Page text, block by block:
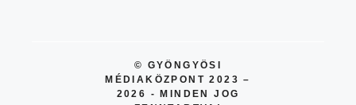
© GYÖNGYÖSI
MÉDIAKÖZPONT 2023 –
2026 - MINDEN JOG